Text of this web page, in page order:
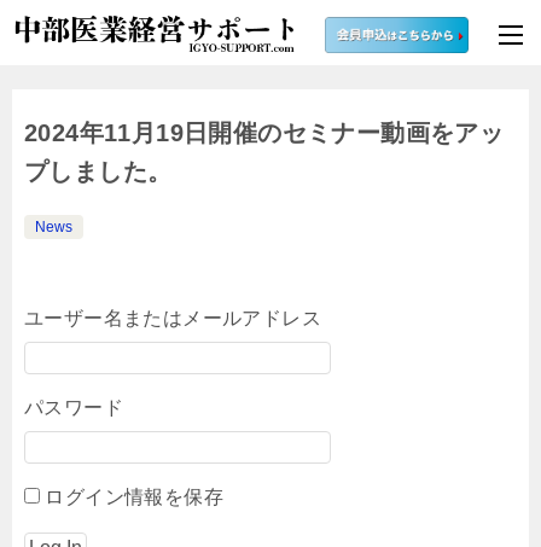
2024年11月19日開催のセミナー動画をアッ
プしました。
News
ユーザー名またはメールアドレス
パスワード
ログイン情報を保存